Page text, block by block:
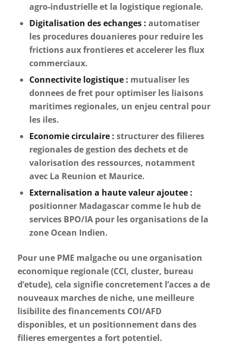
agro-industrielle et la logistique regionale.
Digitalisation des echanges : automatiser
les procedures douanieres pour reduire les
frictions aux frontieres et accelerer les flux
commerciaux.
Connectivite logistique : mutualiser les
donnees de fret pour optimiser les liaisons
maritimes regionales, un enjeu central pour
les iles.
Economie circulaire : structurer des filieres
regionales de gestion des dechets et de
valorisation des ressources, notamment
avec La Reunion et Maurice.
Externalisation a haute valeur ajoutee :
positionner Madagascar comme le hub de
services BPO/IA pour les organisations de la
zone Ocean Indien.
Pour une PME malgache ou une organisation
economique regionale (CCI, cluster, bureau
d’etude), cela signifie concretement l’acces a de
nouveaux marches de niche, une meilleure
lisibilite des financements COI/AFD
disponibles, et un positionnement dans des
filieres emergentes a fort potentiel.